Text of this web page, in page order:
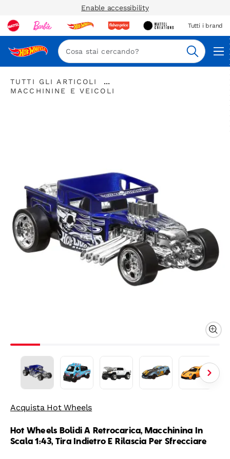
Enable accessibility
Tutti i brand
Cerca
"Tutti
gli
TUTTI GLI ARTICOLI
...
Espandere
"MACCHININE E VEICOLI
Acquista Hot Wheels
Hot Wheels Bolidi A Retrocarica, Macchinina In
Scala 1:43, Tira Indietro E Rilascia Per Sfrecciare